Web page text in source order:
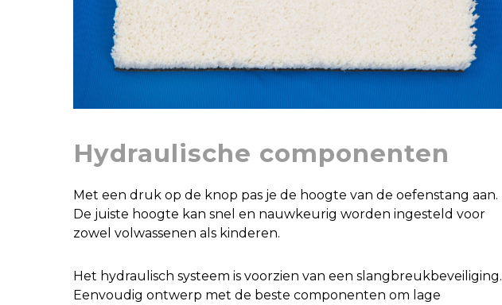
Hydraulische componenten
Met een druk op de knop pas je de hoogte van de oefenstang aan.
De juiste hoogte kan snel en nauwkeurig worden ingesteld voor
zowel volwassenen als kinderen.
Het hydraulisch systeem is voorzien van een slangbreukbeveiliging.
Eenvoudig ontwerp met de beste componenten om lage